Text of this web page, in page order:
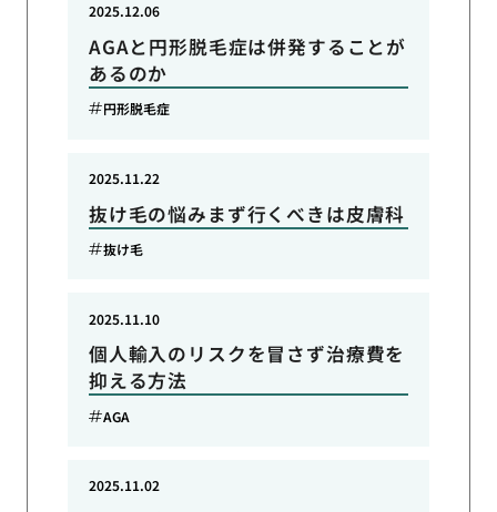
AGAと円形脱毛症は併発することが
あるのか
2025.12.06
円形脱毛症
抜け毛の悩みまず行くべきは皮膚科
2025.11.22
抜け毛
個人輸入のリスクを冒さず治療費を
抑える方法
2025.11.10
AGA
2025.11.02